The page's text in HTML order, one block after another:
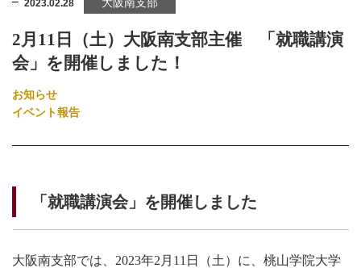
2023.02.28 大阪南支部
2月11日（土）大阪南支部主催 「就職講演
会」を開催しました！
お知らせ
イベント報告
「就職講演会」を開催しました
大阪南支部では、2023年2月11日（土）に、桃山学院大学